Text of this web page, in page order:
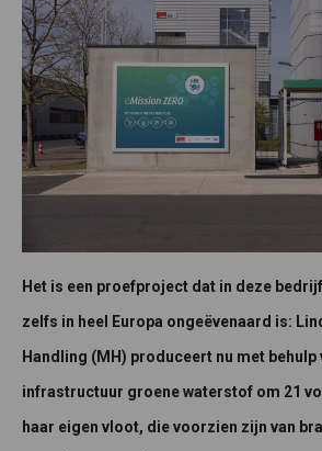
Het is een proefproject dat in deze
zelfs in heel Europa ongeëvenaard is:
Handling (MH) produceert nu met behulp
infrastructuur groene waterstof om 21
haar eigen vloot, die voorzien zijn van